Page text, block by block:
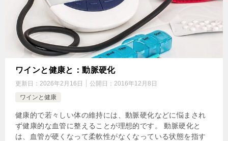
ワインと健康と：動脈硬化
更新日： 2026年2月16日 公開日： 2016年12月8日
ワインと健康
健康的で若々しい体の維持には、動脈硬化などに悩まされ
ず健康的な血管に整えることが理想的です。 動脈硬化と
は、血管が硬くなって柔軟性がなくなっている状態を指す